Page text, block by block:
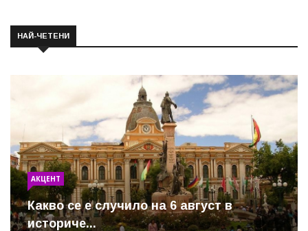
НАЙ-ЧЕТЕНИ
АКЦЕНТ
Какво се е случило на 6 август в
историче...